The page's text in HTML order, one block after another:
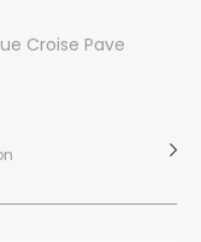
Croise Pave